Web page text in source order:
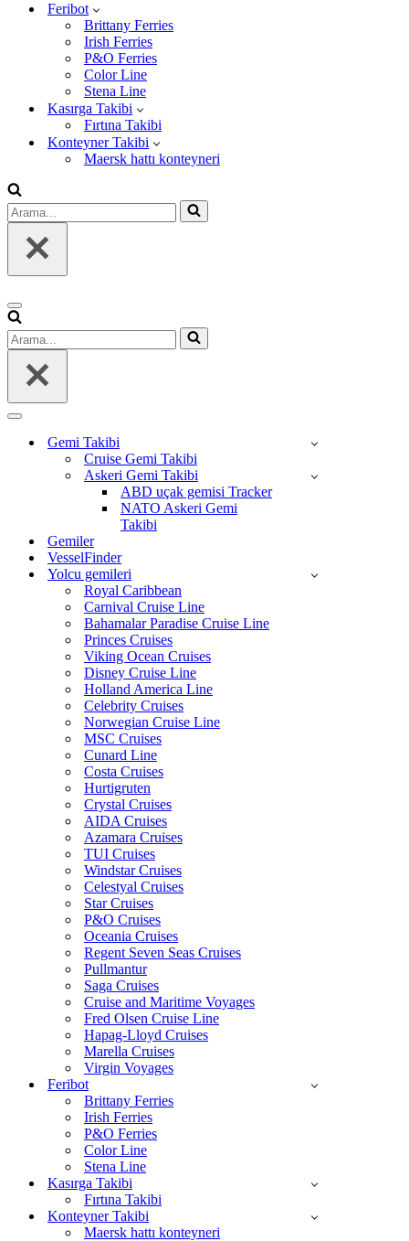
Feribot
Brittany Ferries
Irish Ferries
P&O Ferries
Color Line
Stena Line
Kasırga Takibi
Fırtına Takibi
Konteyner Takibi
Maersk hattı konteyneri
Arama...
Dolaşım
menüsü
Arama...
Dolaşım
menüsüGemi Takibi
Cruise Gemi Takibi
Askeri Gemi Takibi
ABD uçak gemisi Tracker
NATO Askeri Gemi
Takibi
Gemiler
VesselFinder
Yolcu gemileri
Royal Caribbean
Carnival Cruise Line
Bahamalar Paradise Cruise Line
Princes Cruises
Viking Ocean Cruises
Disney Cruise Line
Holland America Line
Celebrity Cruises
Norwegian Cruise Line
MSC Cruises
Cunard Line
Costa Cruises
Hurtigruten
Crystal Cruises
AIDA Cruises
Azamara Cruises
TUI Cruises
Windstar Cruises
Celestyal Cruises
Star Cruises
P&O Cruises
Oceania Cruises
Regent Seven Seas Cruises
Pullmantur
Saga Cruises
Cruise and Maritime Voyages
Fred Olsen Cruise Line
Hapag-Lloyd Cruises
Marella Cruises
Virgin Voyages
Feribot
Brittany Ferries
Irish Ferries
P&O Ferries
Color Line
Stena Line
Kasırga Takibi
Fırtına Takibi
Konteyner Takibi
Maersk hattı konteyneri